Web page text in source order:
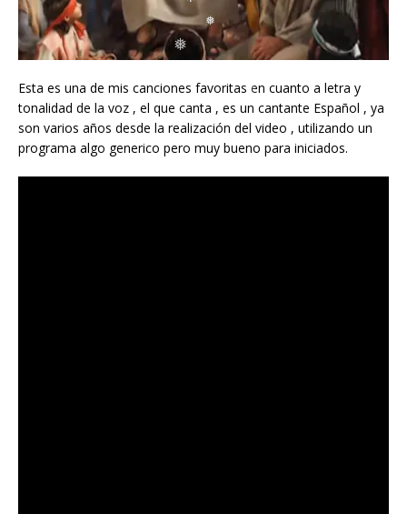
❅
❅
Esta es una de mis canciones favoritas en cuanto a letra y
tonalidad de la voz , el que canta , es un cantante Español , ya
son varios años desde la realización del video , utilizando un
programa algo generico pero muy bueno para iniciados.